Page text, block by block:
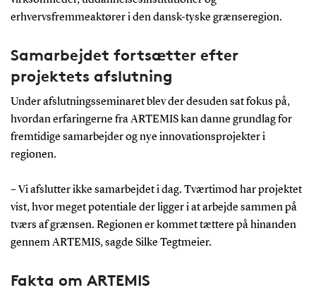
erhvervsfremmeaktører i den dansk-tyske grænseregion.
Samarbejdet fortsætter efter
projektets afslutning
Under afslutningsseminaret blev der desuden sat fokus på,
hvordan erfaringerne fra ARTEMIS kan danne grundlag for
fremtidige samarbejder og nye innovationsprojekter i
regionen.
– Vi afslutter ikke samarbejdet i dag. Tværtimod har projektet
vist, hvor meget potentiale der ligger i at arbejde sammen på
tværs af grænsen. Regionen er kommet tættere på hinanden
gennem ARTEMIS, sagde Silke Tegtmeier.
Fakta om ARTEMIS